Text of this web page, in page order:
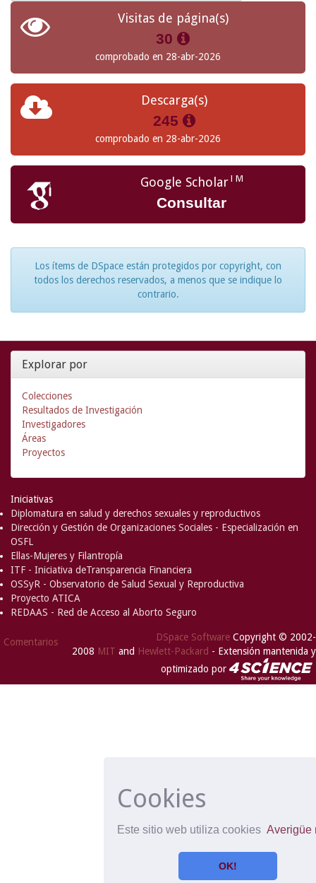
Cookies
Este sitio web utiliza cookies Averigüe
OK!
Visitas de página(s)
30
comprobado en 28-abr-2026
Descarga(s)
245
comprobado en 28-abr-2026
Google ScholarTM
Consultar
Los ítems de DSpace están protegidos por copyright, con
todos los derechos reservados, a menos que se indique lo
contrario.
Explorar por
Colecciones
Resultados de Investigación
Investigadores
Áreas
Proyectos
Iniciativas
Diplomatura en salud y derechos sexuales y reproductivos
Dirección y Gestión de Organizaciones Sociales - Especialización en
OSFL
Ellas-Mujeres y Filantropía
ITF - Iniciativa deTransparencia Financiera
OSSyR - Observatorio de Salud Sexual y Reproductiva
Proyecto ATICA
REDAAS - Red de Acceso al Aborto Seguro
Comentarios DSpace Software Copyright © 2002-
2008 MIT and Hewlett-Packard - Extensión mantenida y
optimizado por